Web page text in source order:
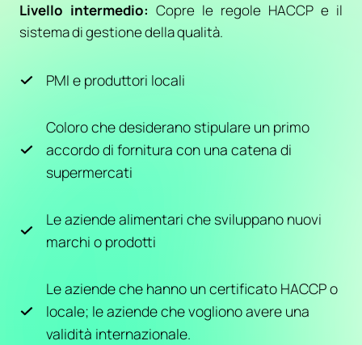
Livello intermedio: Copre le regole HACCP e il
sistema di gestione della qualità.
PMI e produttori locali
Coloro che desiderano stipulare un primo
accordo di fornitura con una catena di
supermercati
Le aziende alimentari che sviluppano nuovi
marchi o prodotti
Le aziende che hanno un certificato HACCP o
locale; le aziende che vogliono avere una
validità internazionale.